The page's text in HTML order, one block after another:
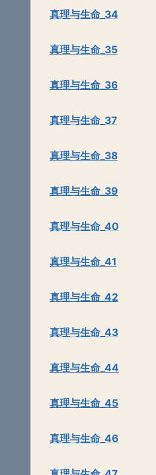
真理与生命_34
真理与生命_35
真理与生命_36
真理与生命_37
真理与生命_38
真理与生命_39
真理与生命_40
真理与生命_41
真理与生命_42
真理与生命_43
真理与生命_44
真理与生命_45
真理与生命_46